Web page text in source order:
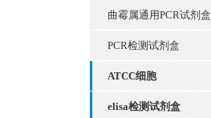
曲霉属通用PCR试剂盒
PCR检测试剂盒
ATCC细胞
elisa检测试剂盒